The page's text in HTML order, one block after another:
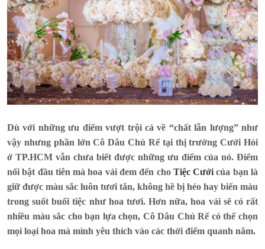
Dù với những ưu điểm vượt trội cả về “chất lẫn lượng” như
vậy nhưng phần lớn Cô Dâu Chú Rể tại thị trường Cưới Hỏi
ở TP.HCM vẫn chưa biết được những ưu điểm của nó. Điểm
nổi bật đầu tiên mà hoa vải đem đến cho Tiệc Cưới của bạn là
giữ được màu sắc luôn tươi tắn, không hề bị héo hay biến màu
trong suốt buổi tiệc như hoa tươi. Hơn nữa, hoa vải sẽ có rất
nhiều màu sắc cho bạn lựa chọn, Cô Dâu Chú Rể có thể chọn
mọi loại hoa mà mình yêu thích vào các thời điểm quanh năm.